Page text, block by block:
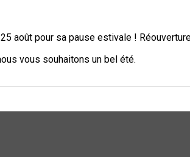
août pour sa pause estivale !
vous souhaitons un bel été.